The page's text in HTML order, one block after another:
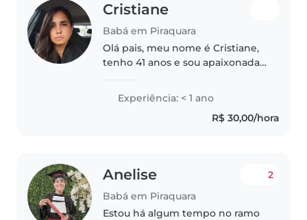
Cristiane
Babá em Piraquara
Olá pais, meu nome é Cristiane,
tenho 41 anos e sou apaixonada
estimação, adoro trocar sorrisos
com eles pois são os mais
sinceros que podemos receber.
Experiência: < 1 ano
R$ 30,00/hora
Anelise
Babá em Piraquara
2
Estou há algum tempo no ramo